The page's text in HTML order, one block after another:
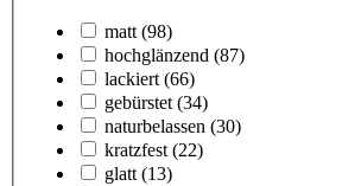
matt (98)
hochglänzend (87)
lackiert (66)
gebürstet (34)
naturbelassen (30)
kratzfest (22)
glatt (13)